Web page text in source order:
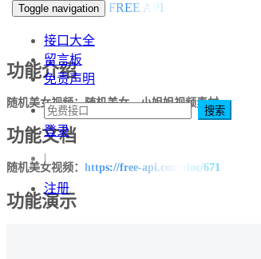
Toggle navigation FREE API
接口大全
留言板
免责声明
搜索
登录
|
注册
功能介绍
随机美女视频：随机美女，小姐姐视频素材
功能文档
随机美女视频： https://free-api.com/doc/671
功能演示